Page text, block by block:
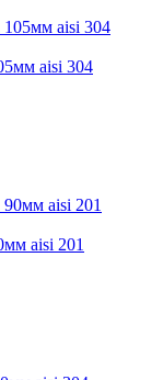
aisi 304
aisi 201